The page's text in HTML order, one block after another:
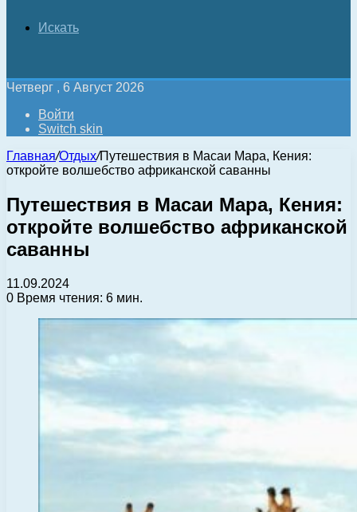
Искать
Четверг , 6 Август 2026
Войти
Switch skin
Главная/Отдых/Путешествия в Масаи Мара, Кения:
откройте волшебство африканской саванны
Путешествия в Масаи Мара, Кения:
откройте волшебство африканской
саванны
11.09.2024
0 Время чтения: 6 мин.